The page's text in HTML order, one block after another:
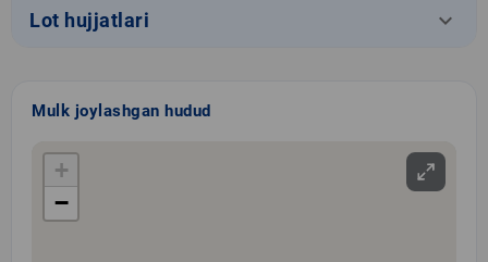
Lot hujjatlari keyboard_arrow_down
Mulk joylashgan hudud
+
−